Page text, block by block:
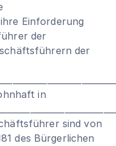
Einforderung
der
der
in
sind von
des Bürgerlichen